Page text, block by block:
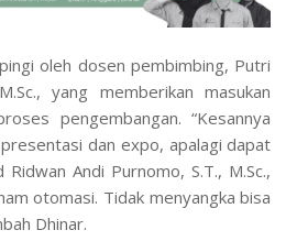
oleh dosen pembimbing, Putri
yang memberikan masukan
pengembangan. “Kesannya
dan expo, apalagi dapat
Andi Purnomo, S.T., M.Sc.,
otomasi. Tidak menyangka bisa
Dhinar.